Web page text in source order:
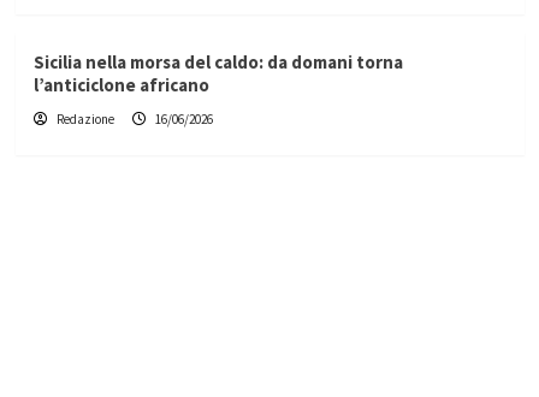
Sicilia nella morsa del caldo: da domani torna
l’anticiclone africano
Redazione 16/06/2026